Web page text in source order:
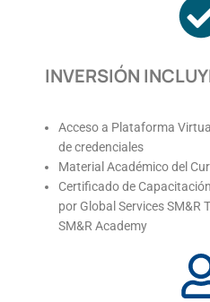
INVERSIÓN
Acceso a Plataforma
de credenciales
Material Académico del
Certificado de
por Global Services SM&R
SM&R Academy